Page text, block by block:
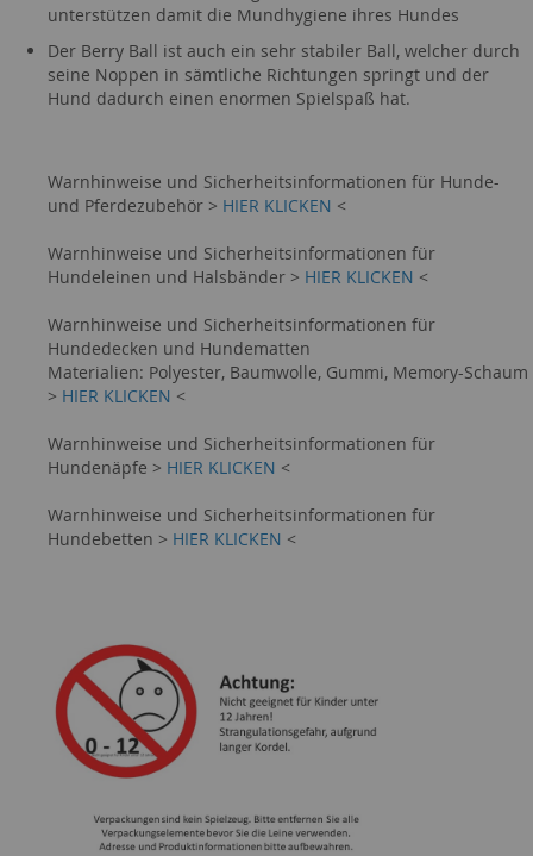
unterstützen damit die Mundhygiene ihres Hundes
Der Berry Ball ist auch ein sehr stabiler Ball, welcher durch
seine Noppen in sämtliche Richtungen springt und der
Hund dadurch einen enormen Spielspaß hat.
Warnhinweise und Sicherheitsinformationen für Hunde-
und Pferdezubehör > HIER KLICKEN <
Warnhinweise und Sicherheitsinformationen für
Hundeleinen und Halsbänder > HIER KLICKEN <
Warnhinweise und Sicherheitsinformationen für
Hundedecken und Hundematten
Materialien: Polyester, Baumwolle, Gummi, Memory-Schaum
> HIER KLICKEN <
Warnhinweise und Sicherheitsinformationen für
Hundenäpfe > HIER KLICKEN <
Warnhinweise und Sicherheitsinformationen für
Hundebetten > HIER KLICKEN <